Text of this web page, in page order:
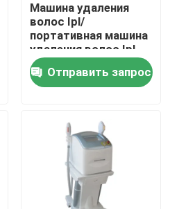
Машина удаления
волос Ipl/
портативная машина
удаления волос Ipl
Отправить запрос